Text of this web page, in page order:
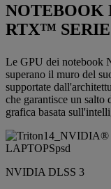
NOTEBOOK
RTX™ SERIE
Le GPU dei notebook
superano il muro del
supportate
che garantisce un salto
grafica basata
NVIDIA DLSS 3